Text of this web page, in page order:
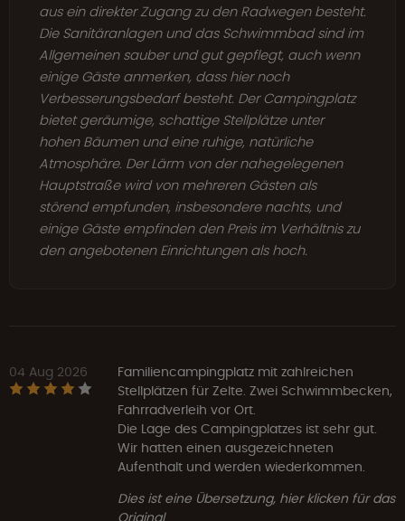
aus ein direkter Zugang zu den Radwegen besteht.
Die Sanitäranlagen und das Schwimmbad sind im
Allgemeinen sauber und gut gepflegt, auch wenn
einige Gäste anmerken, dass hier noch
Verbesserungsbedarf besteht. Der Campingplatz
bietet geräumige, schattige Stellplätze unter
hohen Bäumen und eine ruhige, natürliche
Atmosphäre. Der Lärm von der nahegelegenen
Hauptstraße wird von mehreren Gästen als
störend empfunden, insbesondere nachts, und
einige Gäste empfinden den Preis im Verhältnis zu
den angebotenen Einrichtungen als hoch.
04 Aug 2026
Familiencampingplatz mit zahlreichen
Stellplätzen für Zelte. Zwei Schwimmbecken,
Fahrradverleih vor Ort.
Die Lage des Campingplatzes ist sehr gut.
Wir hatten einen ausgezeichneten
Aufenthalt und werden wiederkommen.
Dies ist eine Übersetzung, hier klicken für das
Original